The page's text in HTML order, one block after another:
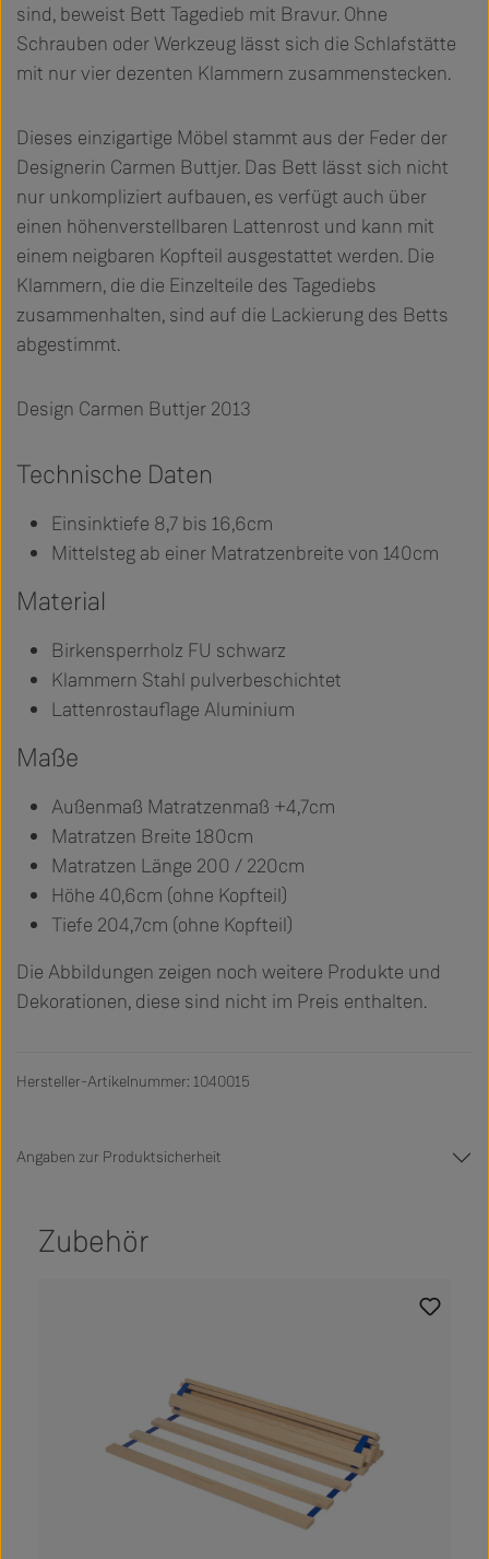
sind, beweist Bett Tagedieb mit Bravur. Ohne
Schrauben oder Werkzeug lässt sich die Schlafstätte
mit nur vier dezenten Klammern zusammenstecken.
Dieses einzigartige Möbel stammt aus der Feder der
Designerin Carmen Buttjer. Das Bett lässt sich nicht
nur unkompliziert aufbauen, es verfügt auch über
einen höhenverstellbaren Lattenrost und kann mit
einem neigbaren Kopfteil ausgestattet werden. Die
Klammern, die die Einzelteile des Tagediebs
zusammenhalten, sind auf die Lackierung des Betts
abgestimmt.
Design Carmen Buttjer 2013
Technische Daten
Einsinktiefe 8,7 bis 16,6cm
Mittelsteg ab einer Matratzenbreite von 140cm
Material
Birkensperrholz FU schwarz
Klammern Stahl pulverbeschichtet
Lattenrostauflage Aluminium
Maße
Außenmaß Matratzenmaß +4,7cm
Matratzen Breite 180cm
Matratzen Länge 200 / 220cm
Höhe 40,6cm (ohne Kopfteil)
Tiefe 204,7cm (ohne Kopfteil)
Die Abbildungen zeigen noch weitere Produkte und
Dekorationen, diese sind nicht im Preis enthalten.
Hersteller-Artikelnummer: 1040015
Angaben zur Produktsicherheit
Zubehör